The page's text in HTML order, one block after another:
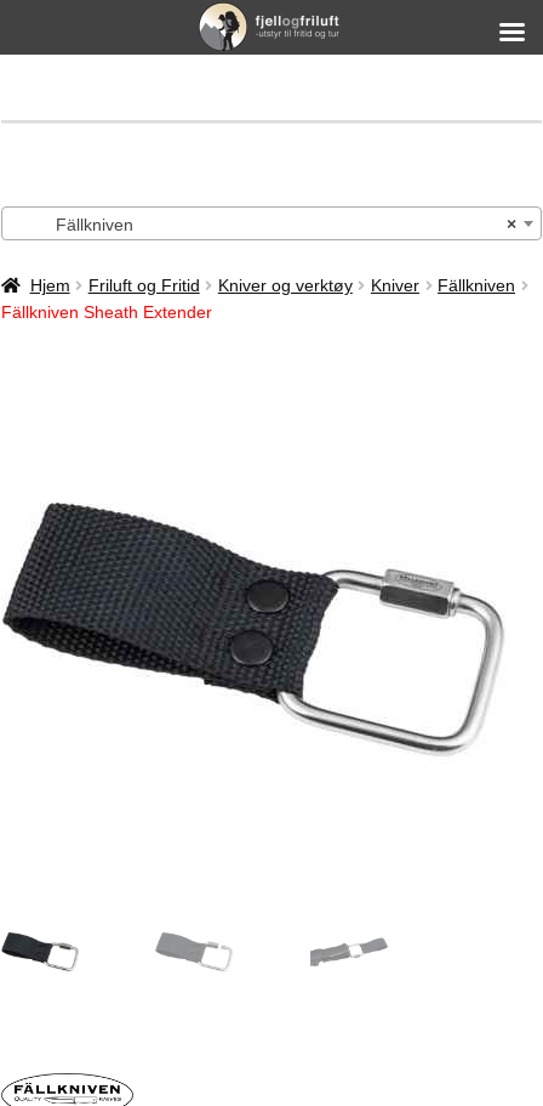
×
Fällkniven
Hjem Friluft og Fritid Kniver og verktøy Kniver
Fällkniven
Fällkniven Sheath Extender